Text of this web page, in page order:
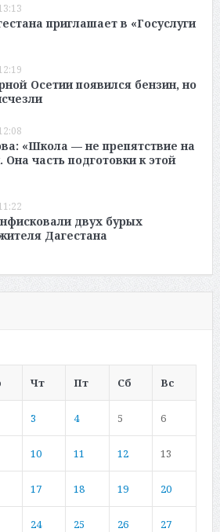
приглашает в «Госуслуги
Осетии появился бензин, но
«Школа — не препятствие на
Она часть подготовки к этой
двух бурых
Дагестана
Чт Пт Сб Вс
3 4 5 6
10 11 12 13
17 18 19 20
24 25 26 27